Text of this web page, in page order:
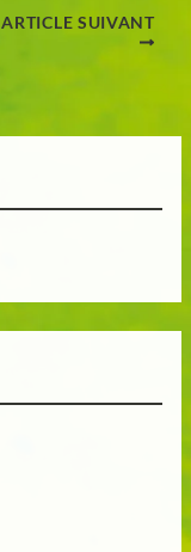
ARTICLE SUIVANT